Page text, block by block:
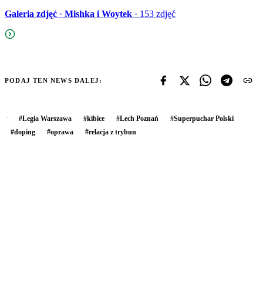
Galeria zdjęć · Mishka i Woytek · 153 zdjęć
PODAJ TEN NEWS DALEJ:
#Legia Warszawa #kibice #Lech Poznań #Superpuchar Polski
#doping #oprawa #relacja z trybun